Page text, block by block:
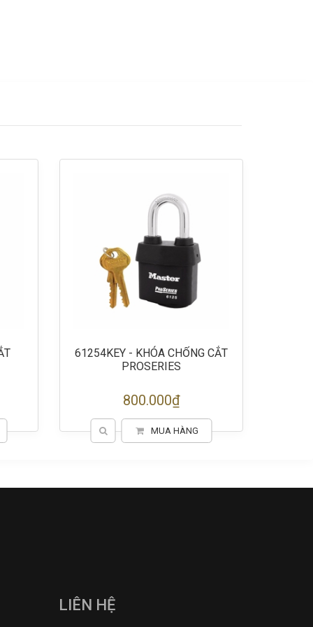
61254KEY - KHÓA CHỐNG CẮT
PROSERIES
800.000₫
MUA HÀNG
LIÊN HỆ